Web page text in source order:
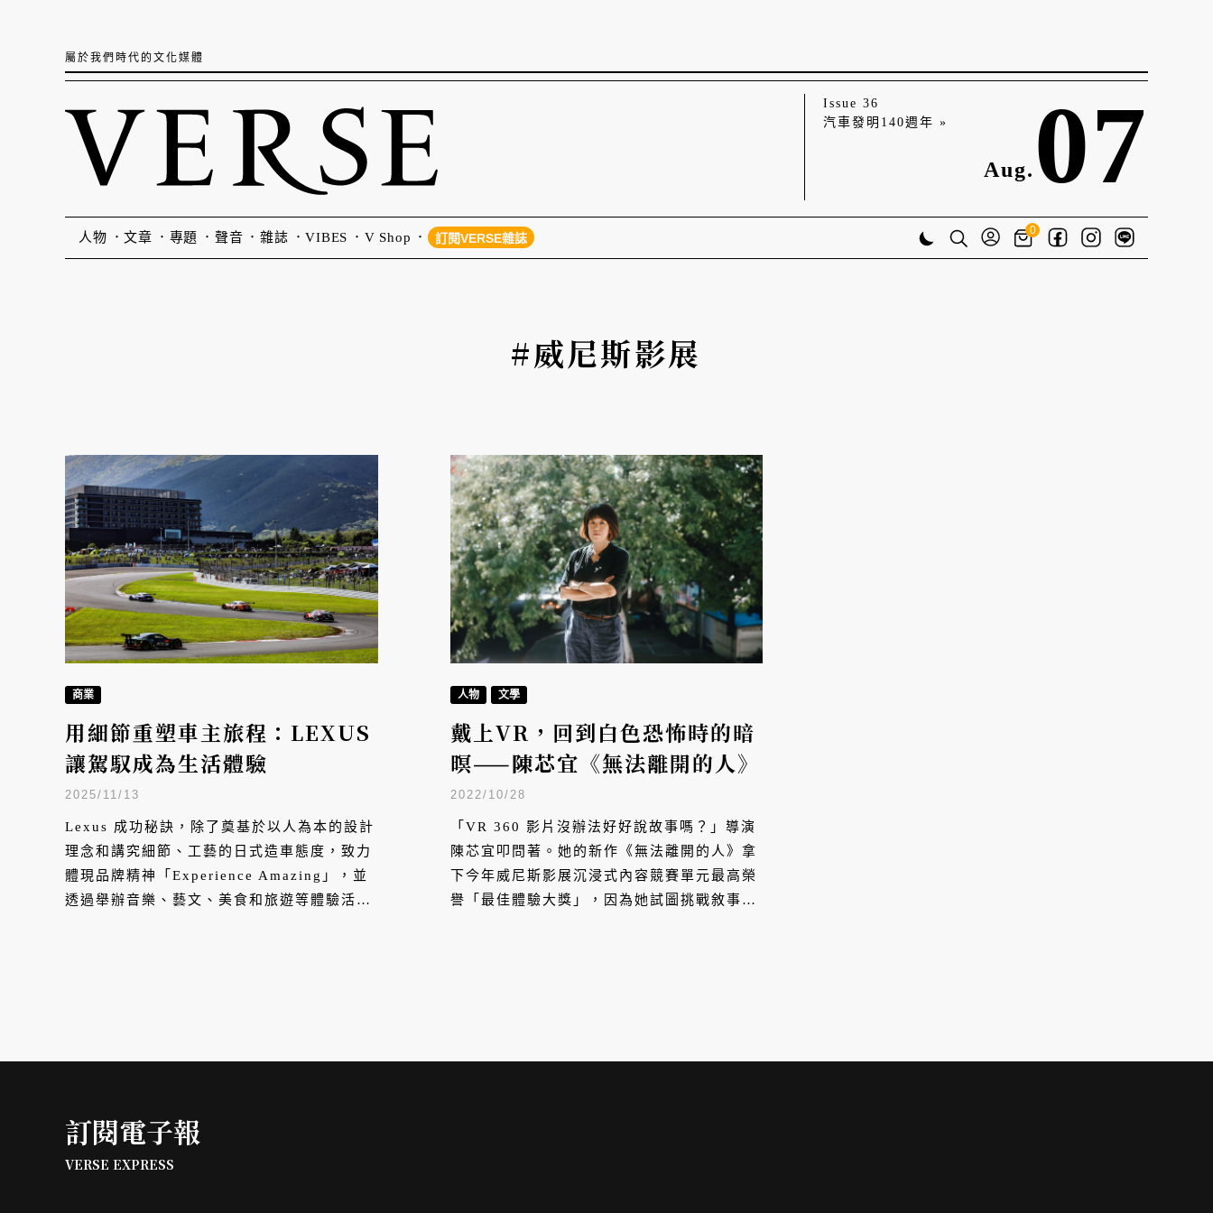
屬於我們時代的文化媒體
Issue 36
汽車發明140週年 »
Aug. 07
人物 文章 專題 聲音 雜誌 VIBES V Shop 訂閱VERSE雜誌
0
#威尼斯影展
商業
用細節重塑車主旅程：LEXUS
讓駕馭成為生活體驗
2025/11/13
Lexus 成功秘訣，除了奠基於以人為本的設計
理念和講究細節、工藝的日式造車態度，致力
體現品牌精神「Experience Amazing」，並
透過舉辦音樂、藝文、美食和旅遊等體驗活動
人物 文學
戴上VR，回到白色恐怖時的暗
暝——陳芯宜《無法離開的人》
2022/10/28
「VR 360 影片沒辦法好好說故事嗎？」導演
陳芯宜叩問著。她的新作《無法離開的人》拿
下今年威尼斯影展沉浸式內容競賽單元最高榮
譽「最佳體驗大獎」，因為她試圖挑戰敘事的
訂閱電子報
VERSE EXPRESS